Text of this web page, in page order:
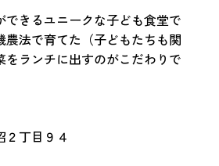
お問い合わせ
できるユニークな子ども食堂で
農法で育てた（子どもたちも関
をランチに出すのがこだわりで
２丁目９４